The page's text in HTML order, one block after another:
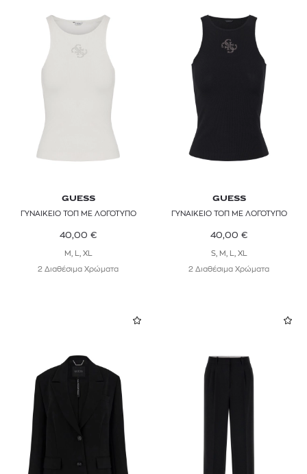
GUESS
ΓΥΝΑΙΚΕΙΟ ΤΟΠ ΜΕ ΛΟΓΟΤΥΠΟ
40,00 €
M, L, XL
2 Διαθέσιμα Χρώματα
GUESS
ΓΥΝΑΙΚΕΙΟ ΤΟΠ ΜΕ ΛΟΓΟΤΥΠΟ
40,00 €
S, M, L, XL
2 Διαθέσιμα Χρώματα